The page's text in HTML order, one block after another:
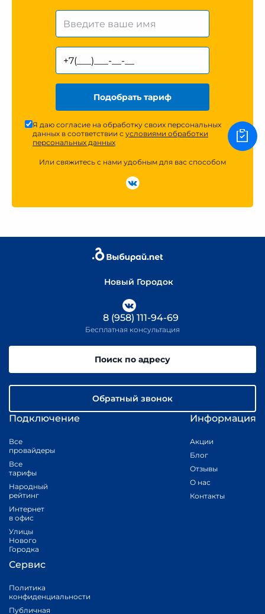
Подобрать тариф
Я даю согласие на обработку своих персональных
данных в соответствии с условиями обработки
персональных данных
Или свяжитесь с нами удобным для вас способом
Новый Городок
Подключение
Все
провайдеры
Все
тарифы
Народный
рейтинг
Интернет
в офис
Улицы
Нового
Городка
Информация
Акции
Блог
Отзывы
О нас
Контакты
Сервис
Политика
конфиденциальности
Публичная
8 (958) 111-94-69
Бесплатная консультация
Поиск по адресу
Обратный звонок